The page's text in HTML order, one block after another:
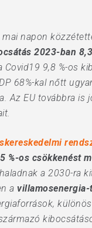
napon
2023-ban
Covid19 9,8 %-os
68%-kal nőtt
Az EU továbbra is
%-os csökkenést
a 2030-ra
a